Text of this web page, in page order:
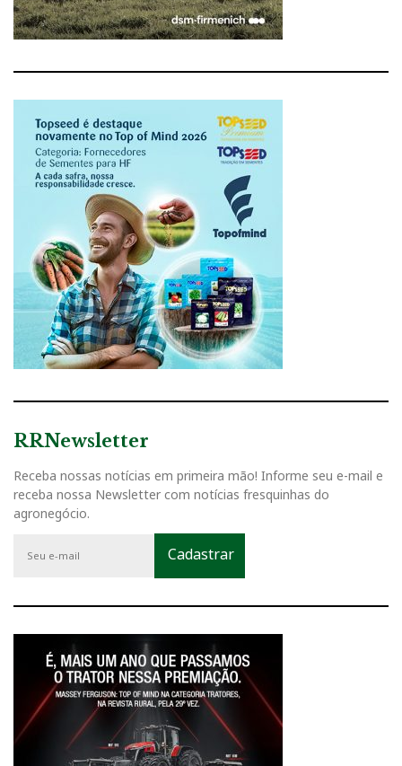
RRNewsletter
Receba nossas notícias em primeira mão! Informe seu e-mail e
receba nossa Newsletter com notícias fresquinhas do
agronegócio.